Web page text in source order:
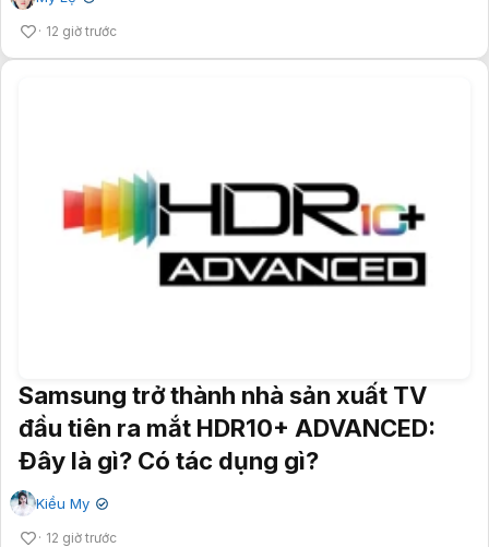
12 giờ trước
Samsung trở thành nhà sản xuất TV
đầu tiên ra mắt HDR10+ ADVANCED:
Đây là gì? Có tác dụng gì?
Kiều My ✔
12 giờ trước